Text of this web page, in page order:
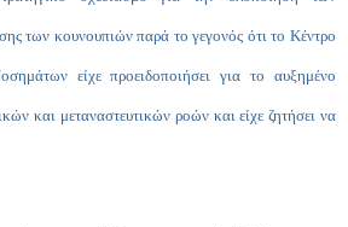
των κουνουπιών παρά το γεγονός ότι το Κέντρο
είχε προειδοποιήσει για το αυξημένο
και μεταναστευτικών ροών και είχε ζητήσει να